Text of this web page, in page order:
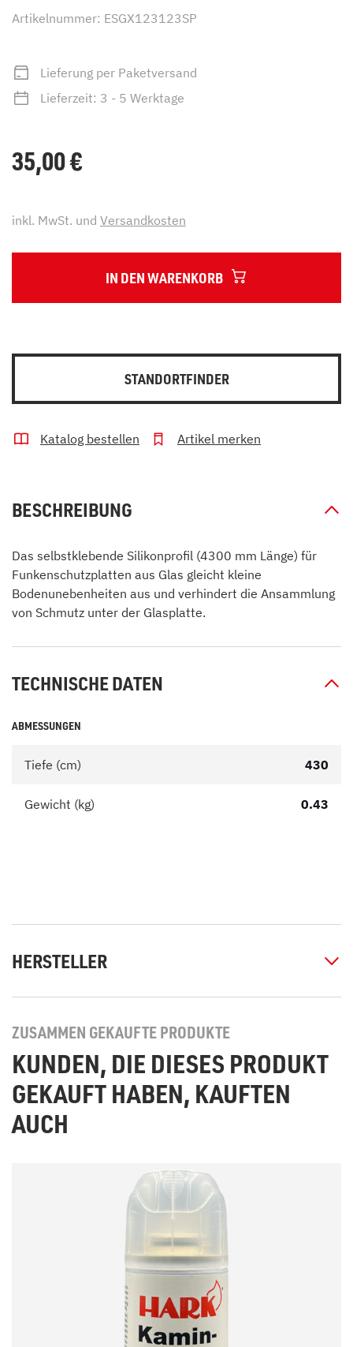
Artikelnummer: ESGX123123SP
Lieferung per Paketversand
Lieferzeit: 3 - 5 Werktage
35,00€
inkl. MwSt. und Versandkosten
IN DEN WARENKORB
STANDORTFINDER
Katalog bestellen Artikel merken
BESCHREIBUNG
Das selbstklebende Silikonprofil (4300 mm Länge) für
Funkenschutzplatten aus Glas gleicht kleine
Bodenunebenheiten aus und verhindert die Ansammlung
von Schmutz unter der Glasplatte.
TECHNISCHE DATEN
ABMESSUNGEN
Tiefe (cm) 430
Gewicht (kg) 0.43
HERSTELLER
ZUSAMMEN GEKAUFTE PRODUKTE
KUNDEN, DIE DIESES PRODUKT
GEKAUFT HABEN, KAUFTEN
AUCH